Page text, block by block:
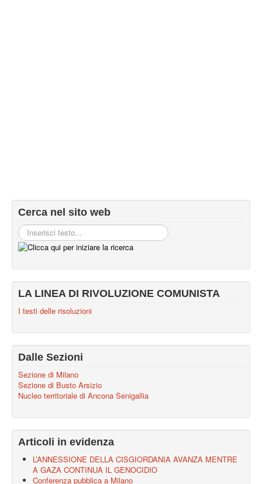
Cerca nel sito web
LA LINEA DI RIVOLUZIONE COMUNISTA
I testi delle risoluzioni
Dalle Sezioni
Sezione di Milano
Sezione di Busto Arsizio
Nucleo territoriale di Ancona Senigallia
Articoli in evidenza
L’ANNESSIONE DELLA CISGIORDANIA AVANZA MENTRE
A GAZA CONTINUA IL GENOCIDIO
Conferenza pubblica a Milano